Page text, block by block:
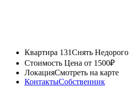
Квартира 131Снять Недорого
Стоимость Цена от 1500₽
ЛокацияСмотреть на карте
КонтактыСобственник